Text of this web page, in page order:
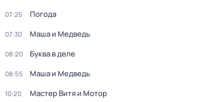
07:25 Погода
07:30 Маша и Медведь
08:20 Буква в деле
08:55 Маша и Медведь
10:20 Мастер Витя и Мотор